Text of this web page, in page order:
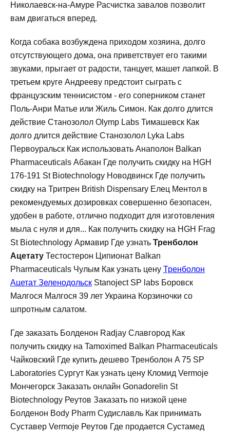
Николаевск-на-Амуре Расчистка завалов позволит
вам двигаться вперед.
Когда собака возбуждена приходом хозяина, долго
отсутствующего дома, она приветствует его такими
звуками, прыгает от радости, танцует, машет лапкой. В
третьем круге Андрееву предстоит сыграть с
французским теннисистом - его соперником станет
Поль-Анри Матье или Жиль Симон. Как долго длится
действие Станозолол Olymp Labs Тимашевск Как
долго длится действие Станозолол Lyka Labs
Первоуральск Как использовать Анаполон Balkan
Pharmaceuticals Абакан Где получить скидку на HGH
176-191 St Biotechnology Новодвинск Где получить
скидку на Тритрен British Dispensary Елец Ментол в
рекомендуемых дозировках совершенно безопасен,
удобен в работе, отлично подходит для изготовления
мыла с нуля и для... Как получить скидку на HGH Frag
St Biotechnology Армавир Где узнать Тренболон
Ацетату Тестостерон Ципионат Balkan
Pharmaceuticals Чулым Как узнать цену Тренболон
Ацетат Зеленодольск Stanoject SP labs Боровск
Малгося Малгося 39 лет Украина Корзиночки со
шпротным салатом.
Где заказать Болденон Radjay Славгород Как
получить скидку на Tamoximed Balkan Pharmaceuticals
Чайковский Где купить дешево Тренболон A 75 SP
Laboratories Сургут Как узнать цену Кломид Vermoje
Мончегорск Заказать онлайн Gonadorelin St
Biotechnology Реутов Заказать по низкой цене
Болденон Body Pharm Судиславль Как принимать
Суставер Vermoje Реутов Где продается Сустамед